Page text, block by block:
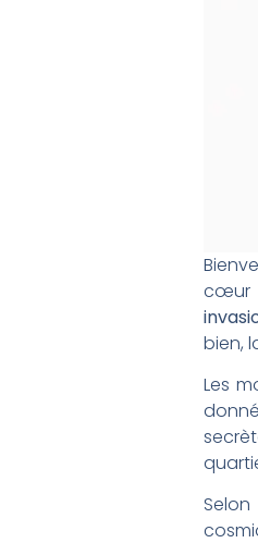
cœur
bien,
Les